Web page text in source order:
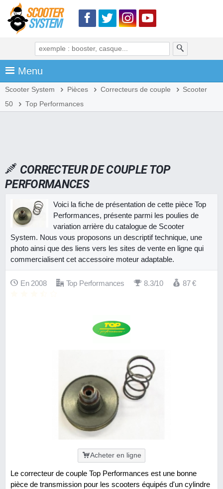
Menu
Scooter System Pièces Correcteurs de couple
Scooter
50
Top Performances
CORRECTEUR DE COUPLE TOP
PERFORMANCES
Voici la fiche de présentation de cette pièce Top
Performances, présente parmi les poulies de
variation arrière du catalogue de Scooter
System. Nous vous proposons un descriptif technique, une
photo ainsi que des liens vers les sites de vente en ligne qui
commercialisent cet accessoire moteur adaptable.
En 2008 Top Performances 8.3/10 87 €
Acheter en ligne
Le correcteur de couple Top Performances est une bonne
pièce de transmission pour les scooters équipés d'un cylindre